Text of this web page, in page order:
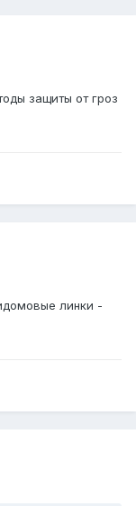
защиты от гроз
линки -